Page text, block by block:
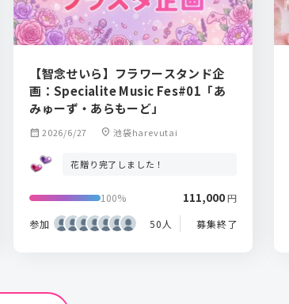
【智念せいら】フラワースタンド企
画：Specialite Music Fes#01「あ
みゅーず・あらもーど」
calendar_month 2026/6/27 location_on 池袋harevutai
花贈り完了しました！
100% 111,000円
参加
50人 募集終了